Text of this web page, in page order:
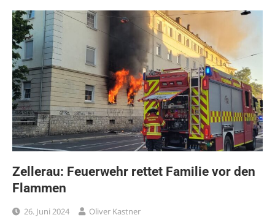
Zellerau: Feuerwehr rettet Familie vor den
Flammen
26. Juni 2024 Oliver Kastner